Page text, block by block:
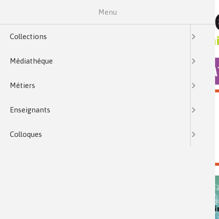
Chimie et... en fiches collège
Menu
Collections
Médiathèque
Métiers
Enseignants
Colloques